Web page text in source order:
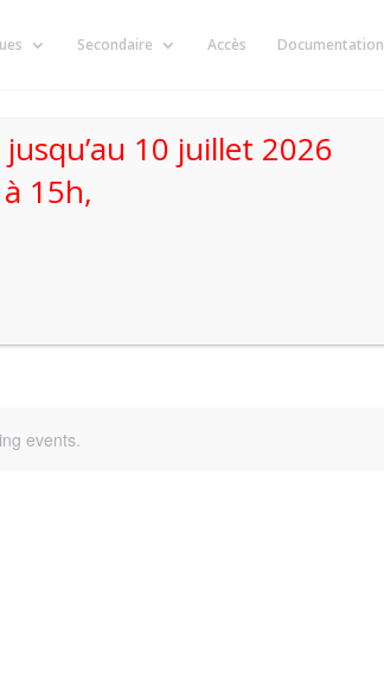
Secondaire Accès Documentation
events.
10 juillet 2026
15h,